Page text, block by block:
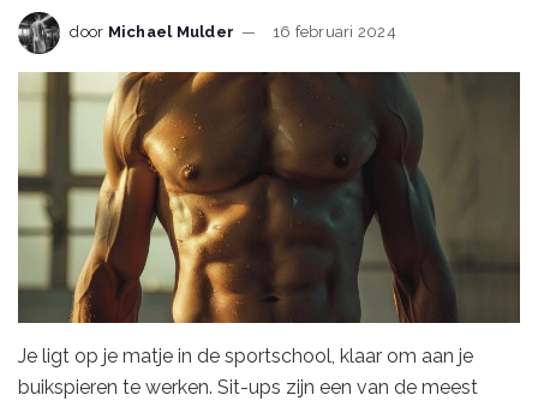
door Michael Mulder 16 februari 2024
Je ligt op je matje in de sportschool, klaar om aan je
buikspieren te werken. Sit-ups zijn een van de meest